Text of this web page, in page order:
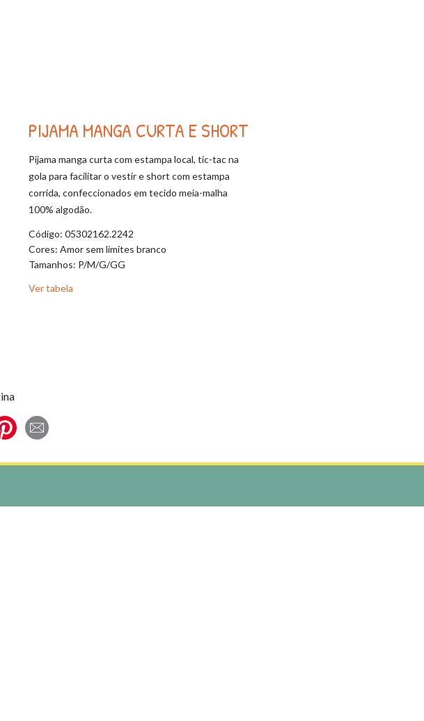
PIJAMA MANGA CURTA E SHORT
Pijama manga curta com estampa local, tic-tac na
gola para facilitar o vestir e short com estampa
corrida, confeccionados em tecido meia-malha
100% algodão.
Código: 05302162.2242
Cores: Amor sem limites branco
Tamanhos: P/M/G/GG
Ver tabela